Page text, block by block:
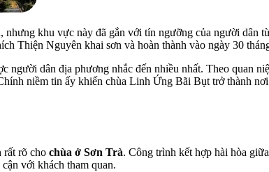
khu vực này đã gắn với tín ngưỡng của người dân
Thiện Nguyên khai sơn và hoàn thành vào ngày 30
dân địa phương nhắc đến nhiều nhất. Theo quan
niềm tin ấy khiến chùa Linh Ứng Bãi Bụt trở thành
rất rõ cho chùa ở Sơn Trà. Công trình kết hợp hài hòa
với khách tham quan.